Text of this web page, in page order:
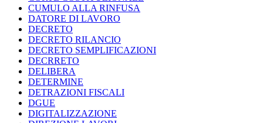
CUMULO ALLA RINFUSA
DATORE DI LAVORO
DECRETO
DECRETO RILANCIO
DECRETO SEMPLIFICAZIONI
DECRRETO
DELIBERA
DETERMINE
DETRAZIONI FISCALI
DGUE
DIGITALIZZAZIONE